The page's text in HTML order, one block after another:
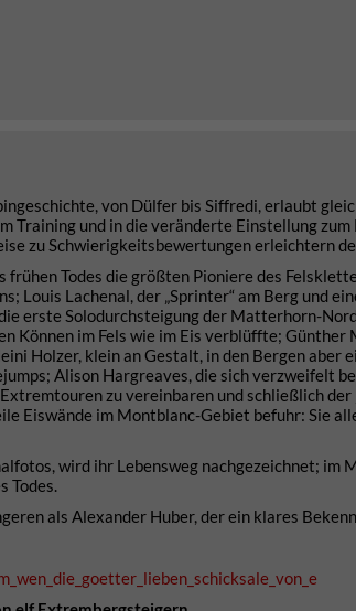
von Dülfer bis Siffredi, erlaubt
Training und in die veränderte Einstellung
zu Schwierigkeitsbewertungen erleichtern
frühen Todes die größten Pioniere des
Louis Lachenal, der „Sprinter“ am Berg und
erste Solodurchsteigung der Matterhorn-
Können im Fels wie im Eis verblüffte; Günther
Holzer, klein an Gestalt, in den Bergen aber
Alison Hargreaves, die sich verzweifelt
zu vereinbaren und schließlich
Eiswände im Montblanc-Gebiet befuhr: Sie
wird ihr Lebensweg nachgezeichnet; im
Todes.
als Alexander Huber, der ein klares